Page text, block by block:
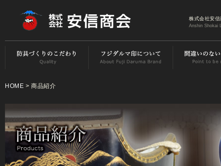
株式会社安
Anshin Shokai
HOME > 商品紹介